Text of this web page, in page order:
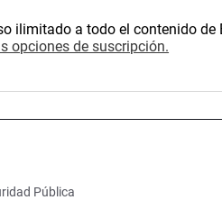
ilimitado a todo el contenido de
opciones de suscripción.
Pública